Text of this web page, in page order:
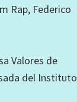
Rap, Federico
Valores de
del Instituto